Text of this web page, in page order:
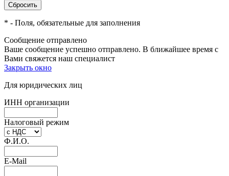
* - Поля, обязательные для заполнения
Сообщение отправлено
Ваше сообщение успешно отправлено. В ближайшее время с
Вами свяжется наш специалист
Закрыть окно
Для юридических лиц
ИНН организации
Налоговый режим
Ф.И.О.
E-Mail